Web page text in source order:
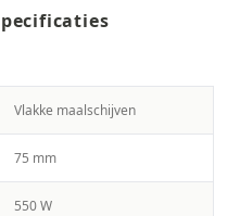
Vlakke maalschijven
75 mm
550 W